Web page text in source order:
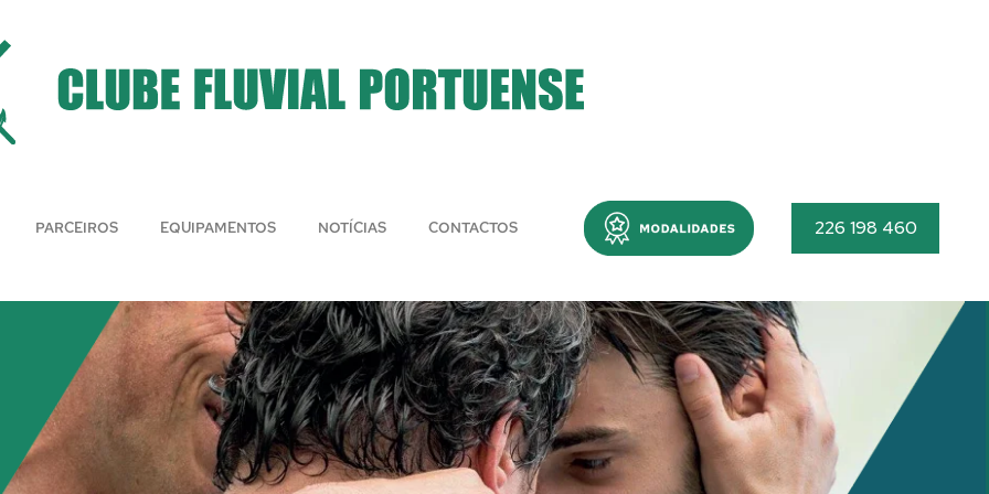
PARCEIROS EQUIPAMENTOS NOTÍCIAS CONTACTOS Menu 226 198 460